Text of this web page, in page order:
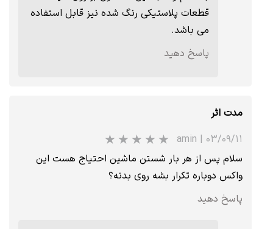
★★
قطعات پلاستیکی رنگ شده نیز قابل استفاده
می باشد.
پاسخ دهید
مدت اثر
amin | ۰۳/۰۹/۱۱
سلام پس از هر بار شستن ماشین احتیاج هست این
واکس دوباره تکرار بشه روی بدنه؟
پاسخ دهید